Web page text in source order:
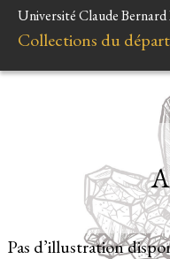
Université Claude Bernard
Collections du
Pas d’illustration